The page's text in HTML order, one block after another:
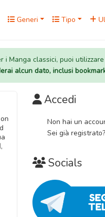
Generi Tipo
i Manga classici, puoi utilizzare
alcun dato, inclusi
Accedi
Non hai un
Sei già registrato?
Socials